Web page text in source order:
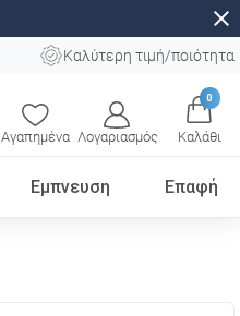
close
Καλύτερη τιμή/ποιότητα
Αγαπημένα Λογαριασμός
0
Καλάθι
Εμπνευση Επαφή